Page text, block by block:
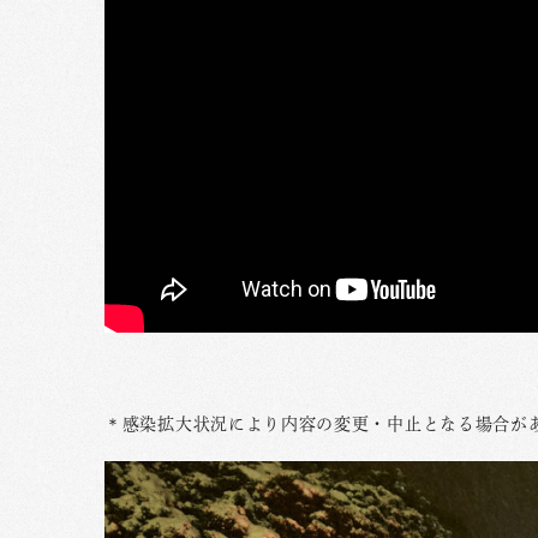
＊感染拡大状況により内容の変更・中止となる場合が